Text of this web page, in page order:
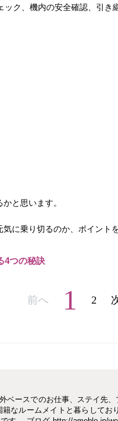
ク、機内の安全確認、引き
と思います。
に乗り切るのか、ポイント
4つの秘訣
前へ 1 2
ベースでのお仕事、ステイ先
なルームメイトと暮らしてお